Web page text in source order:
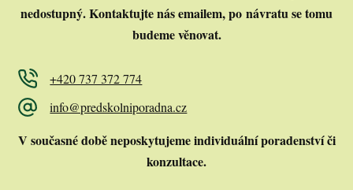
nedostupný.Kontaktujte nás emailem, po návratu se tomu
budeme věnovat.
+420 737 372 774
info@predskolniporadna.cz
V současné době neposkytujeme individuální poradenství či
konzultace.